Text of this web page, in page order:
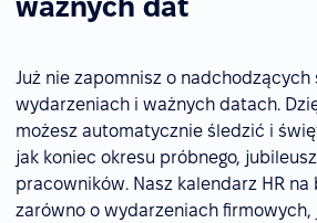
ważnych dat
Już nie zapomnisz o nadchodzących
wydarzeniach i ważnych datach.
możesz automatycznie śledzić i
jak koniec okresu próbnego,
pracowników. Nasz kalendarz HR
zarówno o wydarzeniach firmowych,